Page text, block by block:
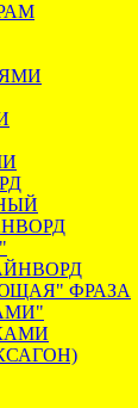
ФРАЗА